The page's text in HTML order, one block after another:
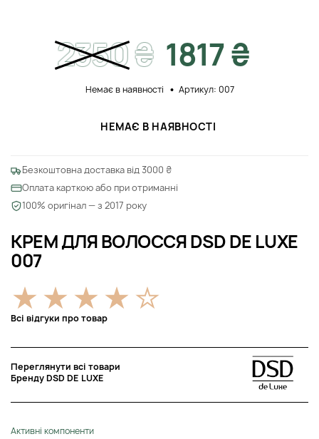
КРЕМ ДЛЯ ВОЛОССЯ DSD DE LUXE
007
Всі відгуки про товар
Переглянути всі товари
Бренду DSD DE LUXE
Активні компоненти
2350₴ 1817 ₴
Немає в наявності Артикул: 007
НЕМАЄ В НАЯВНОСТІ
Безкоштовна доставка від 3000 ₴
Оплата карткою або при отриманні
100% оригінал — з 2017 року